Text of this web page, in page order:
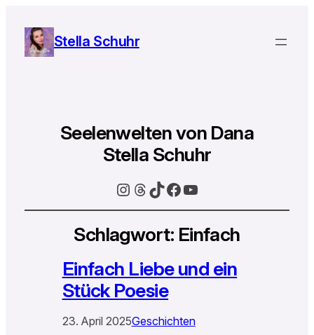
Stella Schuhr
Seelenwelten von Dana
Stella Schuhr
Instagram
Threads
TikTok
Facebook
YouTube
Schlagwort: Einfach
Einfach Liebe und ein
Stück Poesie
23. April 2025Geschichten